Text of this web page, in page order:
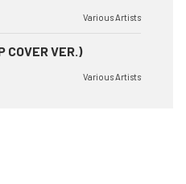
Various Artists
COVER VER.)
Various Artists